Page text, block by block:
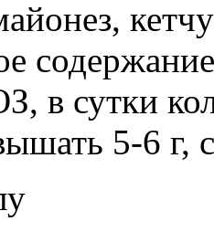
в сутки
5-6 г,